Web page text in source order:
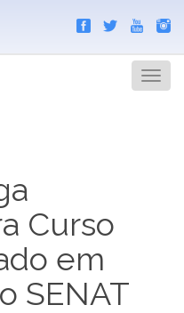
Menu
Curso
em
SENAT